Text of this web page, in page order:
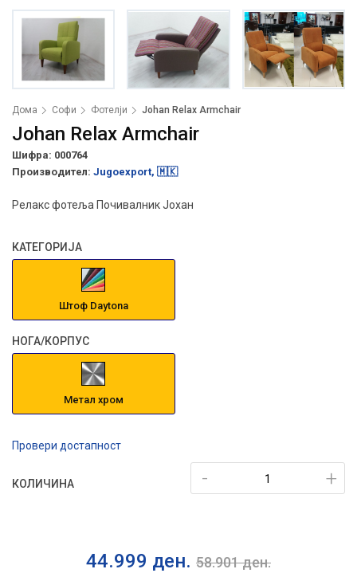
Дома Софи Фотелји Johan Relax Armchair
Johan Relax Armchair
Шифра: 000764
Производител: Jugoexport, 🇲🇰
Релакс фотеља Почивалник Јохан
КАТЕГОРИЈА
Штоф Daytona
НОГА/КОРПУС
Метал хром
Провери достапност
КОЛИЧИНА +
-
44.999 ден. 58.901ден.